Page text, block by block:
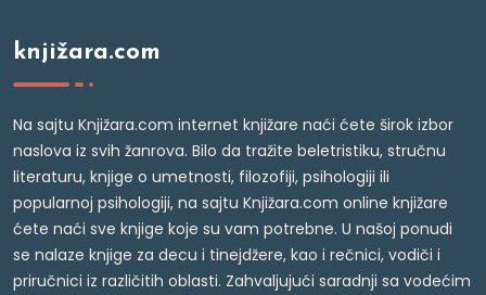
knjižara.com
Na sajtu Knjižara.com internet knjižare naći ćete širok izbor
naslova iz svih žanrova. Bilo da tražite beletristiku, stručnu
literaturu, knjige o umetnosti, filozofiji, psihologiji ili
popularnoj psihologiji, na sajtu Knjižara.com online knjižare
ćete naći sve knjige koje su vam potrebne. U našoj ponudi
se nalaze knjige za decu i tinejdžere, kao i rečnici, vodiči i
priručnici iz različitih oblasti. Zahvaljujući saradnji sa vodećim